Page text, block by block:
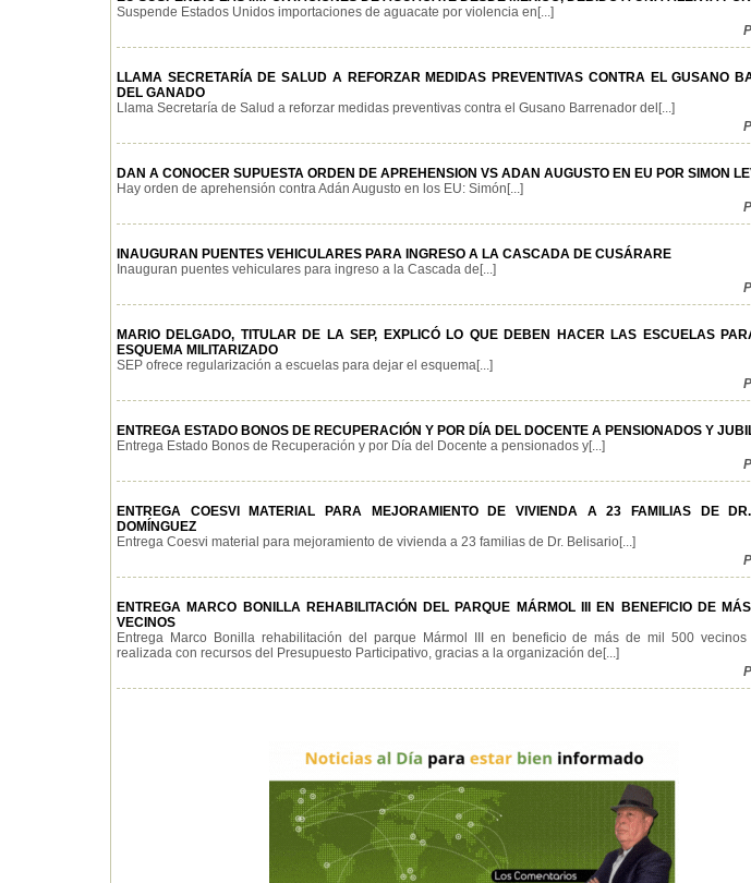
Suspende Estados Unidos importaciones de aguacate por violencia en[...]
LLAMA SECRETARÍA DE SALUD A REFORZAR MEDIDAS PREVENTIVAS CONTRA EL GUSANO
DEL GANADO
Llama Secretaría de Salud a reforzar medidas preventivas contra el Gusano Barrenador del[...]
DAN A CONOCER SUPUESTA ORDEN DE APREHENSION VS ADAN AUGUSTO EN EU POR SIMON
Hay orden de aprehensión contra Adán Augusto en los EU: Simón[...]
INAUGURAN PUENTES VEHICULARES PARA INGRESO A LA CASCADA DE CUSÁRARE
Inauguran puentes vehiculares para ingreso a la Cascada de[...]
MARIO DELGADO, TITULAR DE LA SEP, EXPLICÓ LO QUE DEBEN HACER LAS ESCUELAS
ESQUEMA MILITARIZADO
SEP ofrece regularización a escuelas para dejar el esquema[...]
ENTREGA ESTADO BONOS DE RECUPERACIÓN Y POR DÍA DEL DOCENTE A PENSIONADOS Y
Entrega Estado Bonos de Recuperación y por Día del Docente a pensionados y[...]
ENTREGA COESVI MATERIAL PARA MEJORAMIENTO DE VIVIENDA A 23 FAMILIAS DE
DOMÍNGUEZ
Entrega Coesvi material para mejoramiento de vivienda a 23 familias de Dr. Belisario[...]
ENTREGA MARCO BONILLA REHABILITACIÓN DEL PARQUE MÁRMOL III EN BENEFICIO DE
VECINOS
Entrega Marco Bonilla rehabilitación del parque Mármol III en beneficio de más de mil 500
realizada con recursos del Presupuesto Participativo, gracias a la organización de[...]